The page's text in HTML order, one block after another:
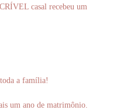
casal recebeu um
a família!
um ano de matrimônio.